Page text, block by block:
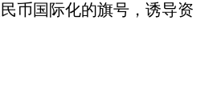
币国际化的旗号，诱导资